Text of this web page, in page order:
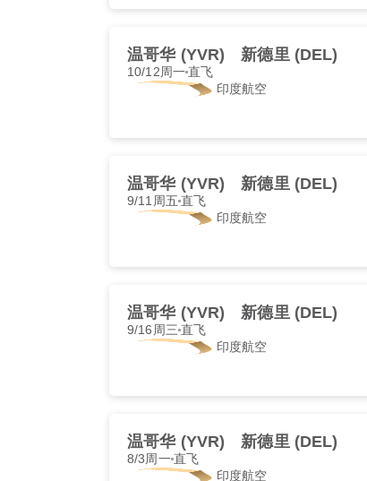
温哥华 (YVR) 新德里 (DEL)
10/12周一直飞
印度航空
温哥华 (YVR) 新德里 (DEL)
9/11周五 直飞
印度航空
温哥华 (YVR) 新德里 (DEL)
9/16周三 直飞
印度航空
温哥华 (YVR) 新德里 (DEL)
8/3周一直飞
印度航空